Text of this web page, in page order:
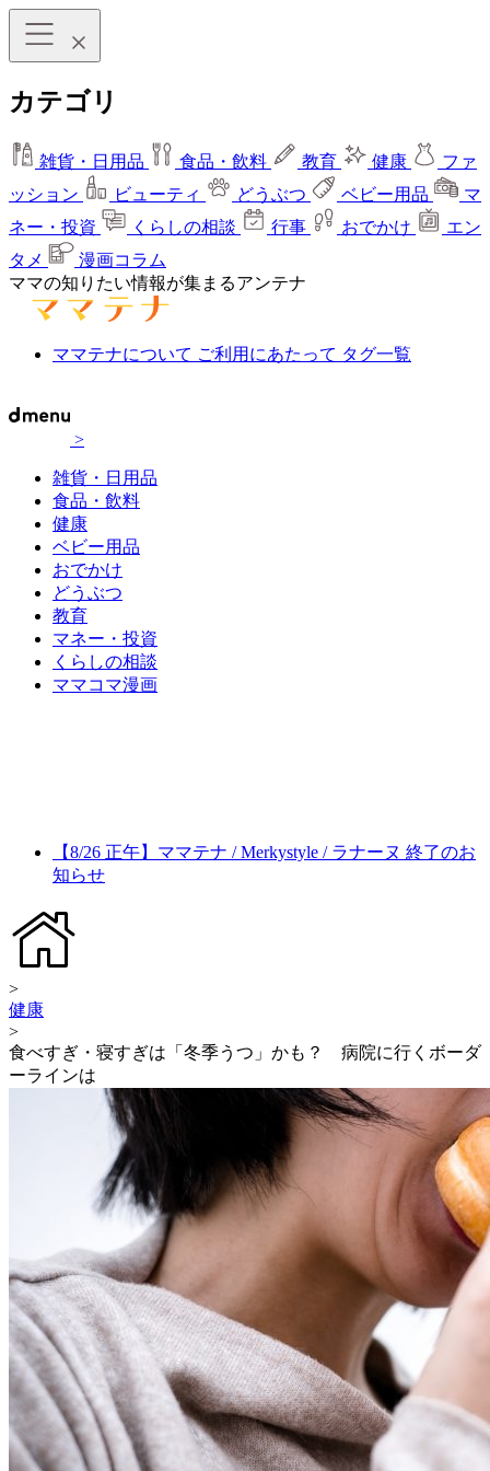
カテゴリ
雑貨・日用品 食品・飲料 教育 健康
ファ
ッション
ビューティ どうぶつ ベビー用品
マ
ネー・投資
くらしの相談 行事 おでかけ
エン
タメ
漫画コラム
ママの知りたい情報が集まるアンテナ
ママテナについて ご利用にあたって タグ一覧
>
雑貨・日用品
食品・飲料
健康
ベビー用品
おでかけ
どうぶつ
教育
マネー・投資
くらしの相談
ママコマ漫画
【8/26 正午】ママテナ / Merkystyle / ラナーヌ 終了のお
知らせ
>
健康
>
食べすぎ・寝すぎは「冬季うつ」かも？ 病院に行くボーダ
ーラインは